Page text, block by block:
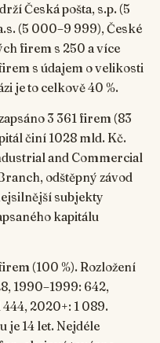
Česká pošta, s.p. (5
(5 000–9 999), České
firem s 250 a více
s údajem o velikosti
je to celkově 40 %.
3 361 firem (83
činí 1028 mld. Kč.
and Commercial
odštěpný závod
subjekty
kapitálu
(100 %). Rozložení
1990–1999: 642,
2020+: 1 089.
14 let. Nejdéle